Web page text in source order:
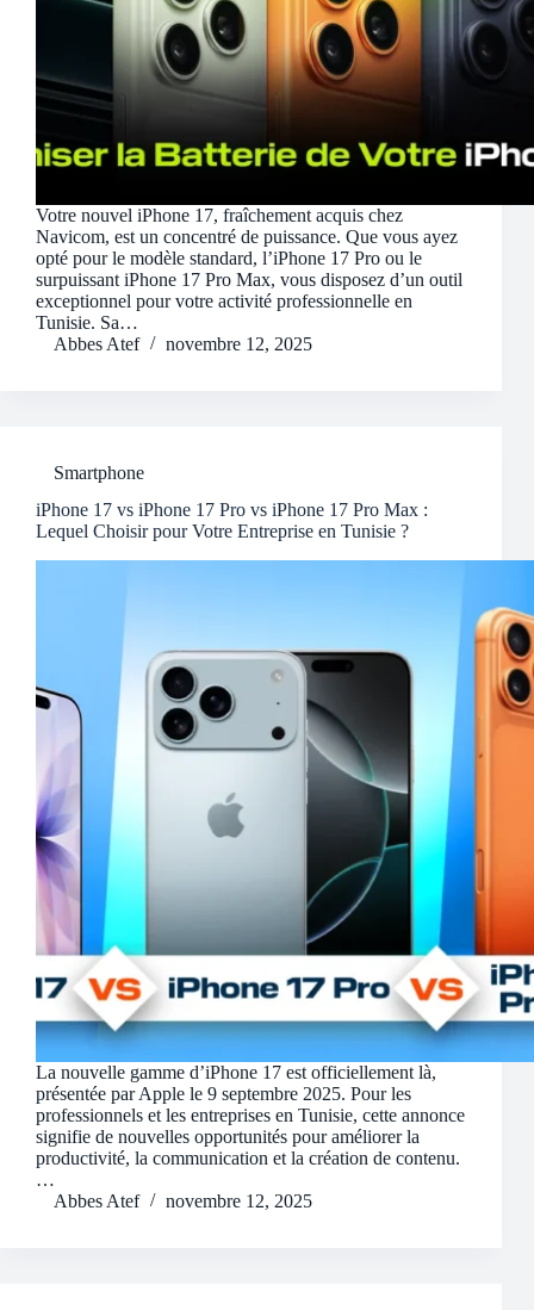
Votre nouvel iPhone 17, fraîchement acquis chez
Navicom, est un concentré de puissance. Que vous ayez
opté pour le modèle standard, l’iPhone 17 Pro ou le
surpuissant iPhone 17 Pro Max, vous disposez d’un outil
exceptionnel pour votre activité professionnelle en
Tunisie. Sa…
Abbes Atef
novembre 12, 2025
Smartphone
iPhone 17 vs iPhone 17 Pro vs iPhone 17 Pro Max :
Lequel Choisir pour Votre Entreprise en Tunisie ?
La nouvelle gamme d’iPhone 17 est officiellement là,
présentée par Apple le 9 septembre 2025. Pour les
professionnels et les entreprises en Tunisie, cette annonce
signifie de nouvelles opportunités pour améliorer la
productivité, la communication et la création de contenu.
…
Abbes Atef
novembre 12, 2025